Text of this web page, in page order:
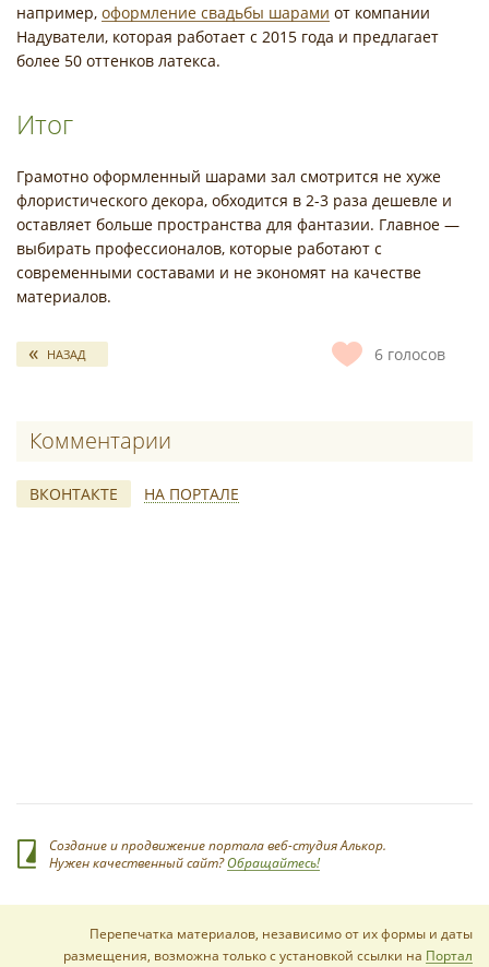
например, оформление свадьбы шарами от компании
Надуватели, которая работает с 2015 года и предлагает
более 50 оттенков латекса.
Итог
Грамотно оформленный шарами зал смотрится не хуже
флористического декора, обходится в 2-3 раза дешевле и
оставляет больше пространства для фантазии. Главное —
выбирать профессионалов, которые работают с
современными составами и не экономят на качестве
материалов.
6 голосов
НАЗАД
Комментарии
ВКОНТАКТЕ НА ПОРТАЛЕ
*
Создание и продвижение портала веб-студия Алькор.
Нужен качественный сайт?Обращайтесь!
Перепечатка материалов, независимо от их формы и даты
размещения, возможна только с установкой ссылки на Портал